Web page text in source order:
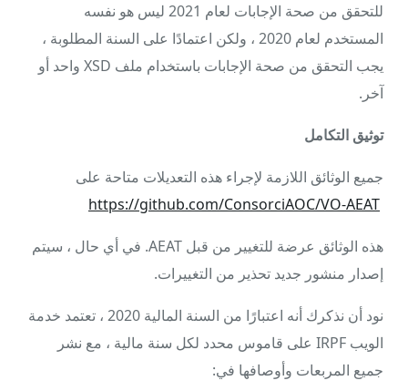
للتحقق من صحة الإجابات لعام 2021 ليس هو نفسه
المستخدم لعام 2020 ، ولكن اعتمادًا على السنة المطلوبة ،
يجب التحقق من صحة الإجابات باستخدام ملف XSD واحد أو
آخر.
توثيق التكامل
جميع الوثائق اللازمة لإجراء هذه التعديلات متاحة على
https://github.com/ConsorciAOC/VO-AEAT
هذه الوثائق عرضة للتغيير من قبل AEAT. في أي حال ، سيتم
إصدار منشور جديد تحذير من التغييرات.
نود أن نذكرك أنه اعتبارًا من السنة المالية 2020 ، تعتمد خدمة
الويب IRPF على قاموس محدد لكل سنة مالية ، مع نشر
جميع المربعات وأوصافها في: